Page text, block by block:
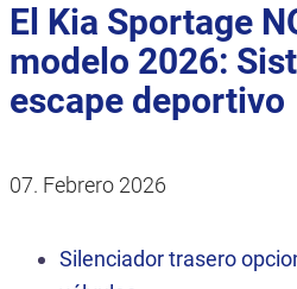
El Kia Sportage
modelo 2026:
escape deportivo
07. Febrero 2026
Silenciador trasero